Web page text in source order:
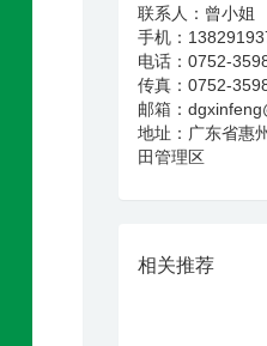
联系人：曾小姐
手机：
电话：0752-
传真：0752-
邮箱：
地址：广东省惠
田管理区
相关推荐